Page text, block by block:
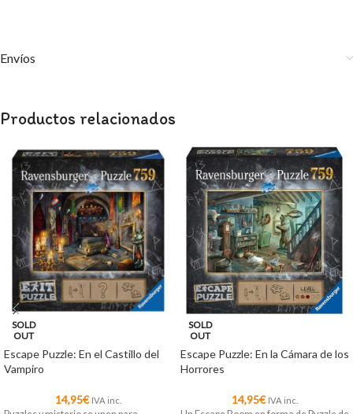
Envíos
Productos relacionados
SOLD
OUT
Escape Puzzle: En el Castillo del
Vampiro
14,95€ IVA inc.
SOLD
OUT
Escape Puzzle: En la Cámara de los
Horrores
14,95€ IVA inc.